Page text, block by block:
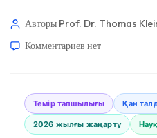
Авторы Prof. Dr. Thomas
Комментариев нет
Темір тапшылығы Қан
2026 жылғы жаңарту